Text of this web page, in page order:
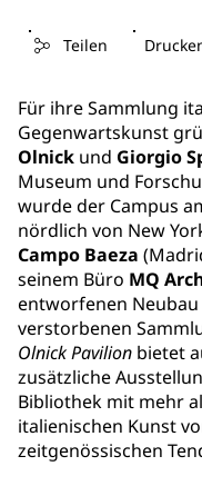
Teilen
Für ihre Sammlung
Gegenwartskunst
Olnick und Giorgio
Museum und
wurde der Campus
nördlich von New
Campo Baeza
seinem Büro MQ
entworfenen
verstorbenen
Olnick Pavilion bietet
zusätzliche
Bibliothek mit mehr
italienischen Kunst
zeitgenössischen